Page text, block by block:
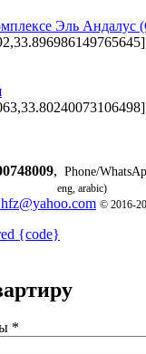
Эль
, Phone/
eng, arabic)
© 2016-
{code}
*